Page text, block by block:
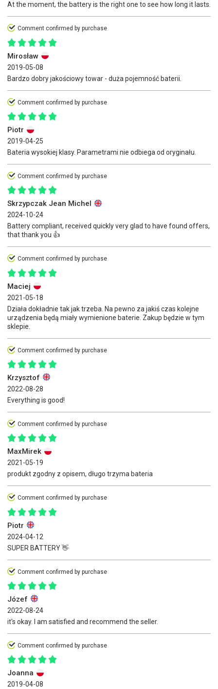
At the moment, the battery is the right one to see how long it lasts.
Comment confirmed by purchase
Mirosław
2019-05-08
Bardzo dobry jakościowy towar - duża pojemność baterii.
Comment confirmed by purchase
Piotr
2019-04-25
Bateria wysokiej klasy. Parametrami nie odbiega od oryginału.
Comment confirmed by purchase
Skrzypczak Jean Michel
2024-10-24
Battery compliant, received quickly very glad to have found offers,
that thank you 👍️
Comment confirmed by purchase
Maciej
2021-05-18
Działa dokładnie tak jak trzeba. Na pewno za jakiś czas kolejne
urządzenia będą miały wymienione baterie. Zakup będzie w tym
sklepie.
Comment confirmed by purchase
Krzysztof
2022-08-28
Everything is good!
Comment confirmed by purchase
MaxMirek
2021-05-19
produkt zgodny z opisem, długo trzyma bateria
Comment confirmed by purchase
Piotr
2024-04-12
SUPER BATTERY 👋
Comment confirmed by purchase
Józef
2022-08-24
it's okay. I am satisfied and recommend the seller.
Comment confirmed by purchase
Joanna
2019-04-08